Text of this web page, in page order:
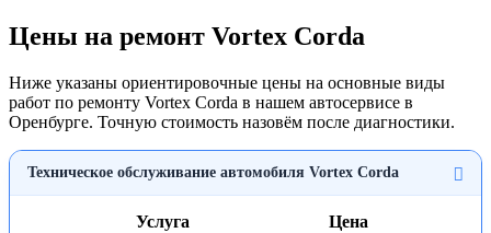
Цены на ремонт Vortex Corda
Ниже указаны ориентировочные цены на основные виды
работ по ремонту Vortex Corda в нашем автосервисе в
Оренбурге. Точную стоимость назовём после диагностики.
Техническое обслуживание автомобиля Vortex Corda
Услуга
Цена